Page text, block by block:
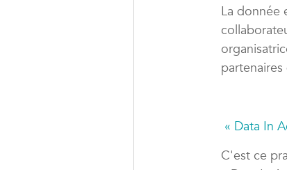
La donnée
« Data In
C'est ce